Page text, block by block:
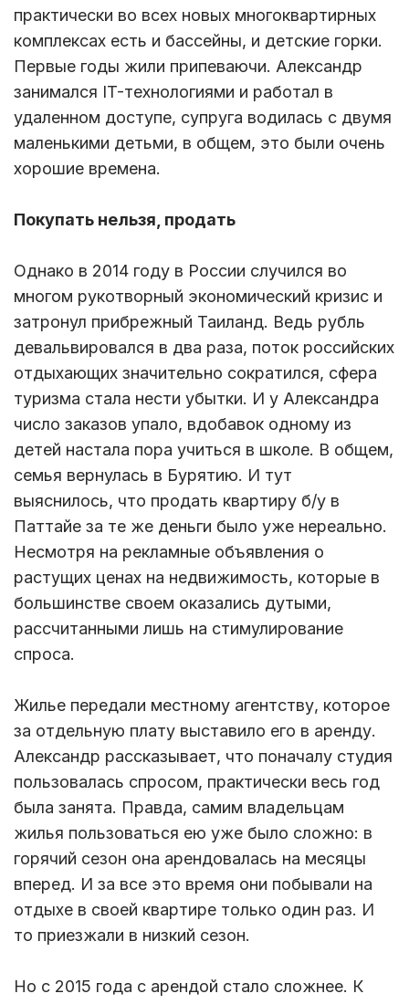
практически во всех новых многоквартирных
комплексах есть и бассейны, и детские горки.
Первые годы жили припеваючи. Александр
занимался IT-технологиями и работал в
удаленном доступе, супруга водилась с двумя
маленькими детьми, в общем, это были очень
хорошие времена.
Покупать нельзя, продать
Однако в 2014 году в России случился во
многом рукотворный экономический кризис и
затронул прибрежный Таиланд. Ведь рубль
девальвировался в два раза, поток российских
отдыхающих значительно сократился, сфера
туризма стала нести убытки. И у Александра
число заказов упало, вдобавок одному из
детей настала пора учиться в школе. В общем,
семья вернулась в Бурятию. И тут
выяснилось, что продать квартиру б/у в
Паттайе за те же деньги было уже нереально.
Несмотря на рекламные объявления о
растущих ценах на недвижимость, которые в
большинстве своем оказались дутыми,
рассчитанными лишь на стимулирование
спроса.
Жилье передали местному агентству, которое
за отдельную плату выставило его в аренду.
Александр рассказывает, что поначалу студия
пользовалась спросом, практически весь год
была занята. Правда, самим владельцам
жилья пользоваться ею уже было сложно: в
горячий сезон она арендовалась на месяцы
вперед. И за все это время они побывали на
отдыхе в своей квартире только один раз. И
то приезжали в низкий сезон.
Но с 2015 года с арендой стало сложнее. К